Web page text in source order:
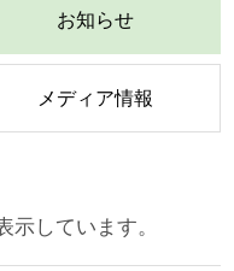
お知らせ
メディア情報
示しています。